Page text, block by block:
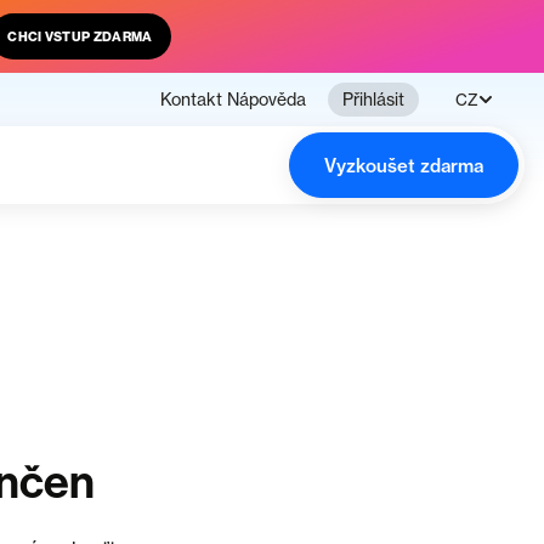
CHCI VSTUP ZDARMA
Kontakt Nápověda Přihlásit CZ
Vyzkoušet zdarma